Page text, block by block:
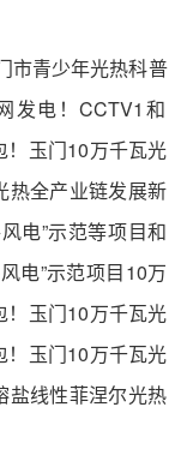
市青少年光热科普
发电！CCTV1和
发电玉门光热+示
！玉门10万千瓦光
碑节点
热全产业链发展新
电”示范等项目和
电”示范项目10万
咨询服务成交候选
！玉门10万千瓦光
倒计时
！玉门10万千瓦光
试完成
盐线性菲涅尔光热